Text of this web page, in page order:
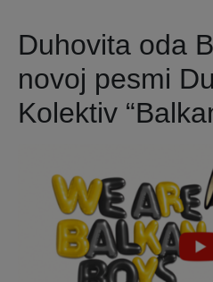
Duhovita oda
novoj pesmi
Kolektiv